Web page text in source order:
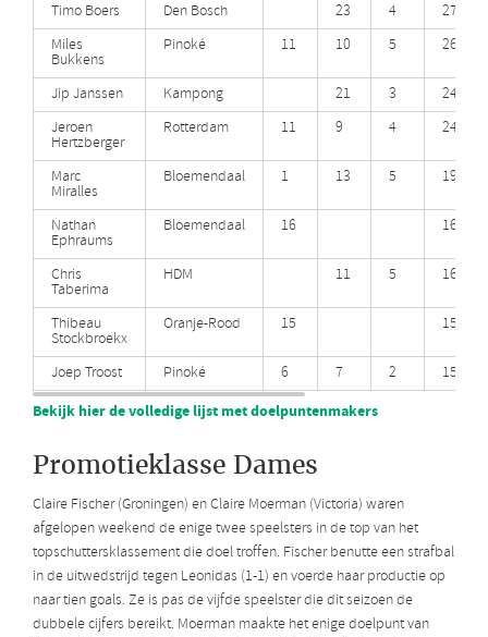
Timo Boers Den Bosch 23 4
27 (+1)
Miles
Bukkens
Pinoké 11 10 5 26 (+2)
Jip Janssen Kampong 21 3
24 (+1)
Jeroen
Hertzberger
Rotterdam 11 9 4 24
Marc
Miralles
Bloemendaal 1 13 5 19
Nathan
Ephraums
Bloemendaal 16 16
Chris
Taberima
HDM 11 5 16 (+1)
Thibeau
Stockbroekx
Oranje-Rood 15 15
Joep Troost Pinoké 6 7 2 15 (+1)
Bekijk hier de volledige lijst met doelpuntenmakers
Promotieklasse Dames
Claire Fischer (Groningen) en Claire Moerman (Victoria) waren
afgelopen weekend de enige twee speelsters in de top van het
topschuttersklassement die doel troffen. Fischer benutte een strafbal
in de uitwedstrijd tegen Leonidas (1-1) en voerde haar productie op
naar tien goals. Ze is pas de vijfde speelster die dit seizoen de
dubbele cijfers bereikt. Moerman maakte het enige doelpunt van